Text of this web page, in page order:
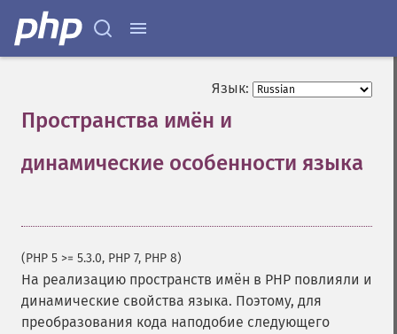
Язык:
Пространства имён и
динамические особенности языка
(PHP 5 >= 5.3.0, PHP 7, PHP 8)
На реализацию пространств имён в PHP повлияли и
динамические свойства языка. Поэтому, для
преобразования кода наподобие следующего